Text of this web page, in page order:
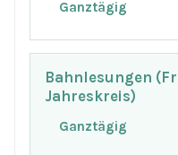
Ganztägig
Bahnlesungen
Jahreskreis)
Ganztägig